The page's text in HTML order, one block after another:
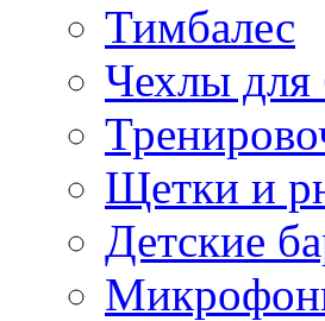
Тимбалес
Чехлы для
Щетки и
Детские